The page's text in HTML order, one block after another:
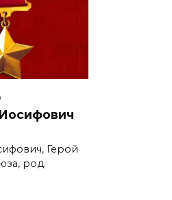
Герой
род.